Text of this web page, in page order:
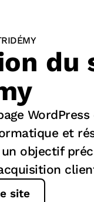
du
et
un objectif
site